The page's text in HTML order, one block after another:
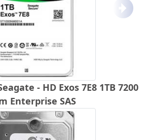
- HD Exos 7E8 1TB 7200
Enterprise SAS